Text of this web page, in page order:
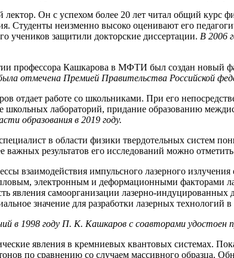
Он с успехом более 20 лет читал общий курс
Студенты неизменно высоко оценивают его
учеников защитили докторские диссертации. В 2006
профессора Кашкарова в МФТИ был создан новый
отмечена Премией Правительства Российской
отдает работе со школьниками. При его
школьных лабораторий, придание образованию
образования в 2019 году.
в области физики твердотельных систем
важных результатов его исследований можно
взаимодействия импульсного лазерного
электронным и деформационными факторами
явления самоорганизации лазерно-
значение для разработки лазерных технологий
в 1998 году П. К. Кашкаров с соавторами
явления в кремниевых квантовых системах.
по сравнению со случаем массивного образца.